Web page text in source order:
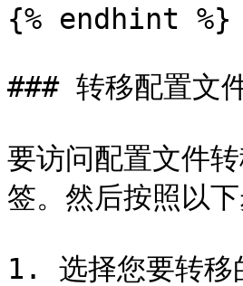
{% endhint %}
### 转移配置文
要访问配置文件
签。然后按照以下
1. 选择您要转移